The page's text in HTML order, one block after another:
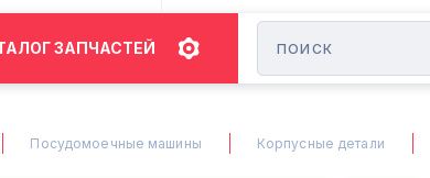
ЗАПЧАСТЕЙ
Посудомоечные машины Корпусные детали